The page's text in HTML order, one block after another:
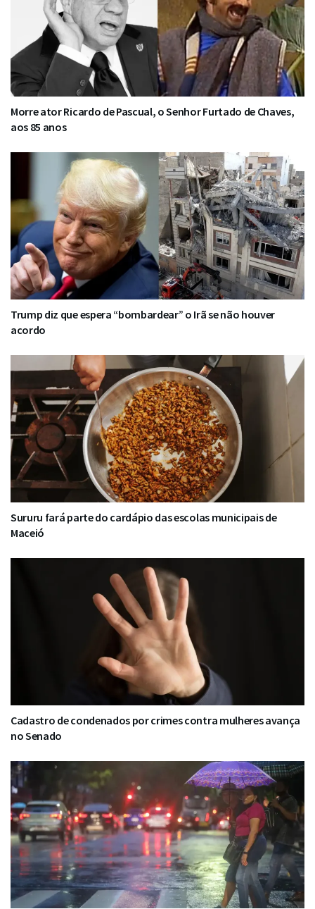
Morre ator Ricardo de Pascual, o Senhor Furtado de Chaves,
aos 85 anos
Trump diz que espera “bombardear” o Irã se não houver
acordo
Sururu fará parte do cardápio das escolas municipais de
Maceió
Cadastro de condenados por crimes contra mulheres avança
no Senado